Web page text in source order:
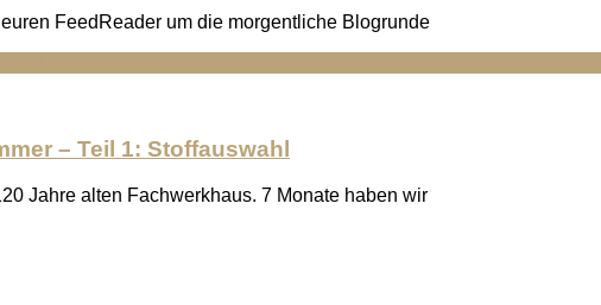
FeedReader um die morgentliche Blogrunde
– Teil 1: Stoffauswahl
Jahre alten Fachwerkhaus. 7 Monate haben wir